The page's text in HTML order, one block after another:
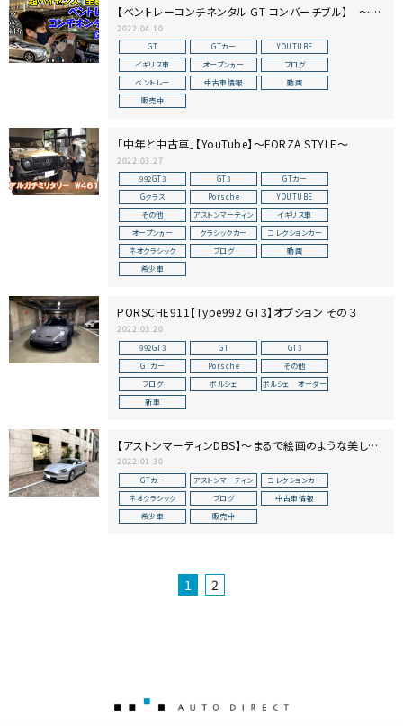
【ベントレーコンチネンタル GT コンバーチブル】 ～
YouTube～
2022.04.10
GT GTカー
YOUTUBE
イギリス車
オープンヵー
ブログ
ベントレー
中古車情報
動画
販売中
「中年と中古車」【YouTube】～FORZA STYLE～
2022.03.27
992GT3 GT3
GTカー
Gクラス
Porsche
YOUTUBE
その他
アストンマーティン
イギリス車
オープンヵー
クラシックカー
コレクションカー
ネオクラシック
ブログ
動画
希少車
PORSCHE911【Type992 GT3】オプション その３
2022.03.20
992GT3 GT
GT3
GTカー
Porsche
その他
ブログ
ポルシェ
ポルシェ オーダー
新車
【アストンマーティンDBS】～まるで絵画のような美しさ
～
2022.01.30
GTカー アストンマーティン
コレクションカー
ネオクラシック
ブログ
中古車情報
希少車
販売中
1 2